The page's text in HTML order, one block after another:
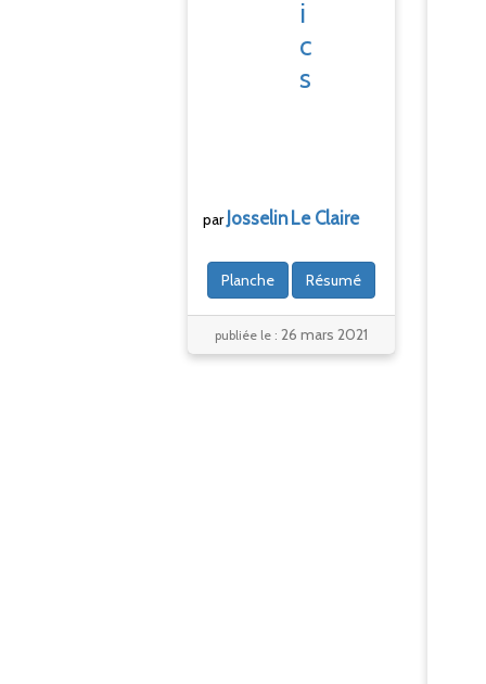
i
c
s
parJosselin Le Claire
Planche Résumé
publiée le :26 mars 2021